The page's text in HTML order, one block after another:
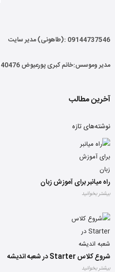
09144737546 :(طاهونی) مدیر سایت
مدیر وموسس:خانم کبری پورعیوض 09144140476
آخرین مطالب
نوشته‌های تازه
راه میانبر برای آموزش زبان
بیشتر بخوانید
شروع کلاس Starter در شعبه اندیشه
بیشتر بخوانید